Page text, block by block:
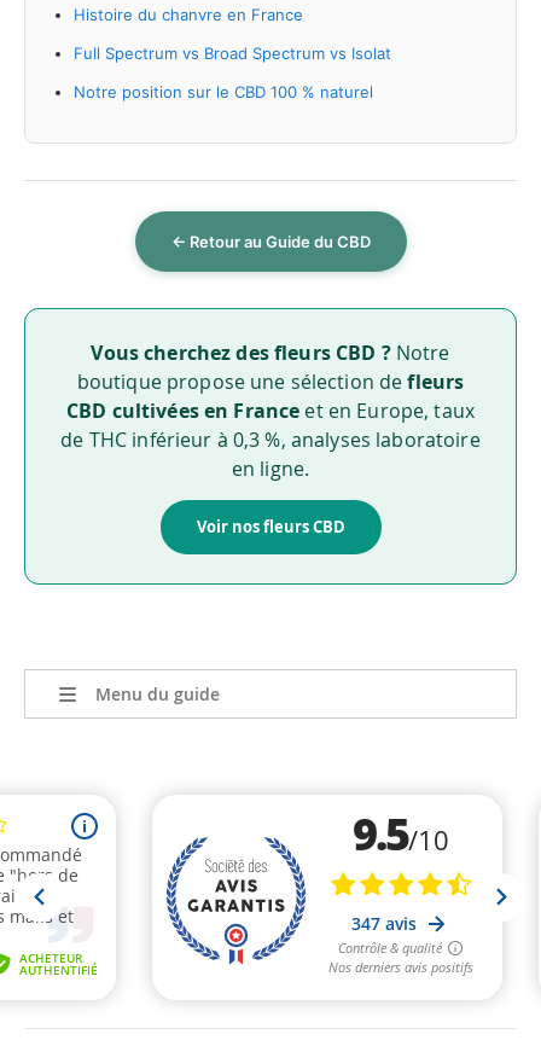
Histoire du chanvre en France
Full Spectrum vs Broad Spectrum vs Isolat
Notre position sur le CBD 100 % naturel
← Retour au Guide du CBD
Vous cherchez des fleurs CBD ?Notre
boutique propose une sélection defleurs
CBD cultivées en France et en Europe, taux
de THC inférieur à 0,3 %, analyses laboratoire
en ligne.
Voir nos fleurs CBD
Menu du guide